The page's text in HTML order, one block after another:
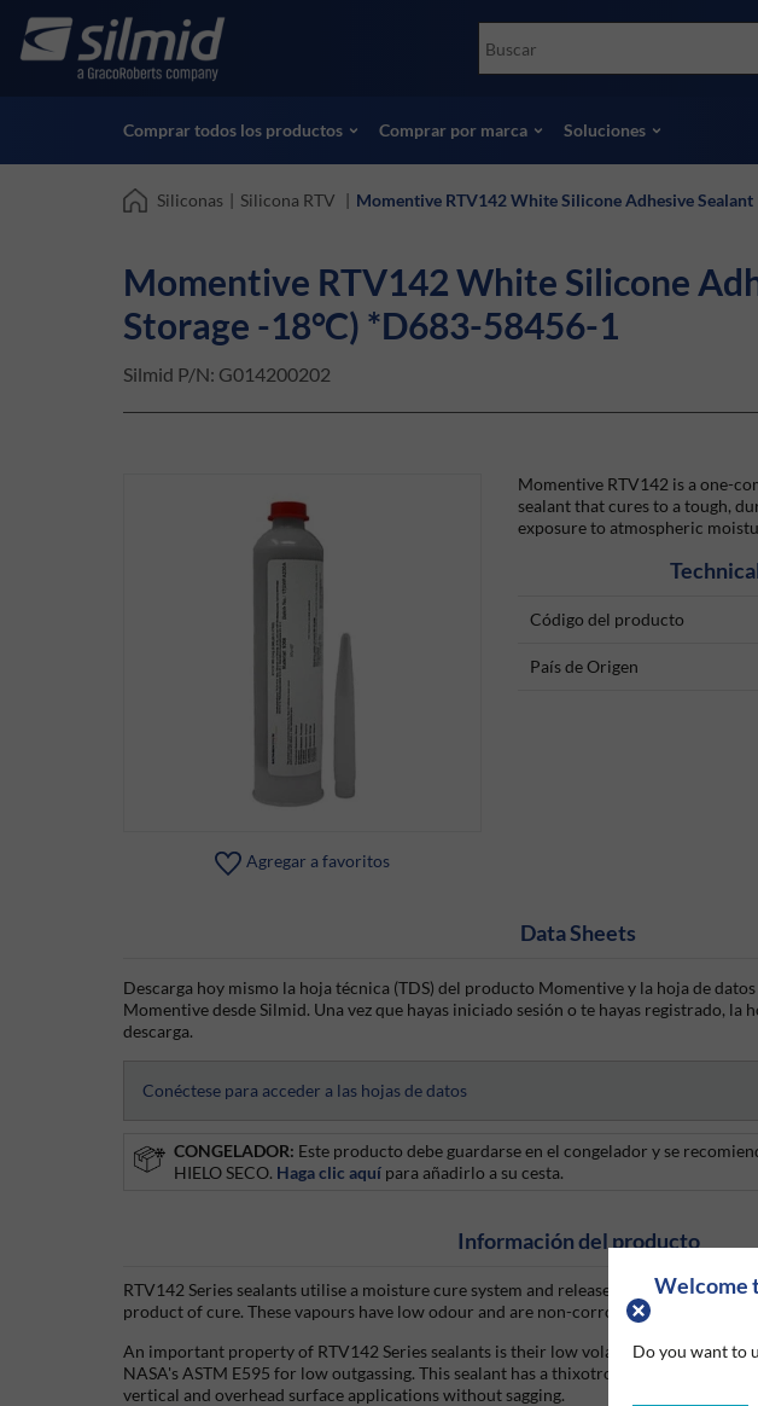
Welcome
Do you want to
main
Accessories
Ensayos no destructivos (NDT)
Ver todos los productos
Socomore
Comprar todos los productos Comprar por marca Soluciones
Siliconas | Silicona RTV | Momentive RTV142 White Silicone Adhesive
Momentive RTV142 White Silicone
Storage -18°C) *D683-58456-1
Silmid P/N: G014200202
Agregar a favoritos
Momentive RTV142 is a one-
sealant that cures to a tough,
exposure to atmospheric
Código del producto
País de Origen
Data Sheets
Descarga hoy mismo la hoja técnica (TDS) del producto Momentive y la hoja de
Momentive desde Silmid. Una vez que hayas iniciado sesión o te hayas registrado, la
descarga.
Conéctese para acceder a las hojas de datos
CONGELADOR: Este producto debe guardarse en el congelador y se
HIELO SECO. Haga clic aquí para añadirlo a su cesta.
Información del producto
RTV142 Series sealants utilise a moisture cure system and release methyl alcohol
product of cure. These vapours have low odour and are non-corrosive to metals.
An important property of RTV142 Series sealants is their low volatility. Every batch
NASA's ASTM E595 for low outgassing. This sealant has a thixotropic paste
vertical and overhead surface applications without sagging.